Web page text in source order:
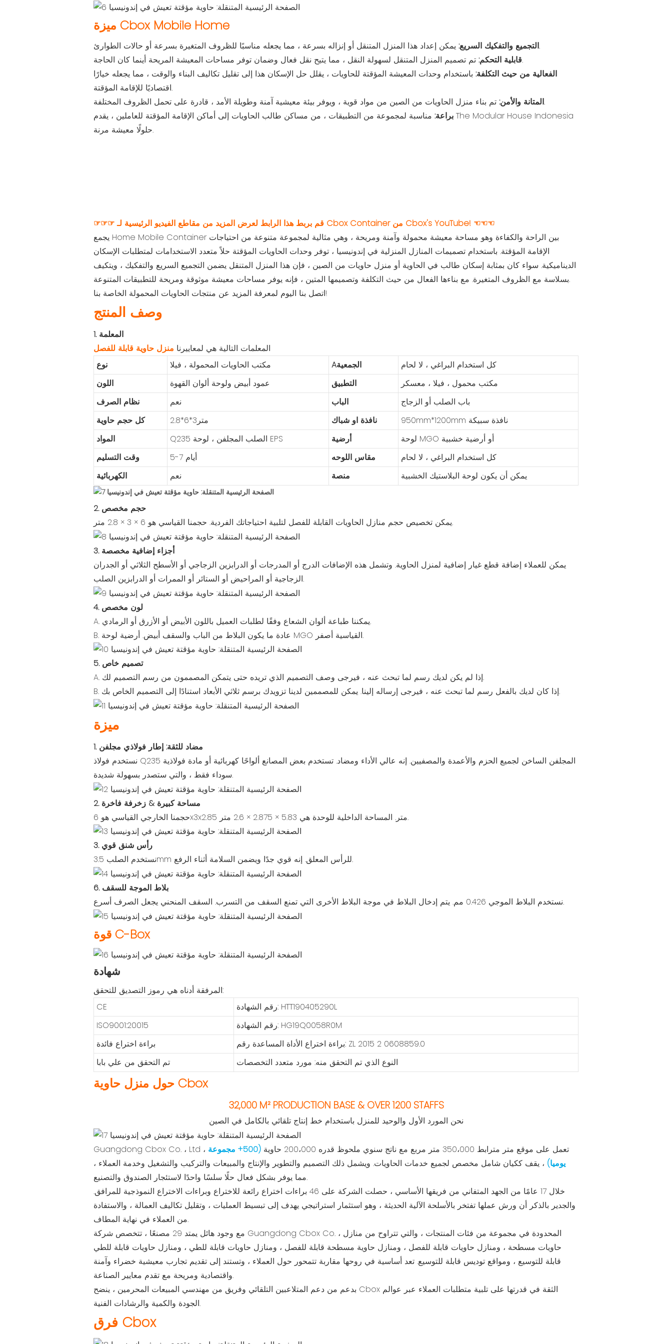
ميزة Cbox Mobile Home
التجميع والتفكيك السريع:يمكن إعداد هذا المنزل المتنقل أو إنزاله بسرعة ، مما يجعله مناسبًا للظروف المتغيرة بسرعة أو حالات الطوارئ.
قابلية التحكم:تم تصميم المنزل المتنقل لسهولة النقل ، مما يتيح نقل فعال وضمان توفر مساحات المعيشة المريحة أينما كان الحاجة.
الفعالية من حيث التكلفة: باستخدام وحدات المعيشة المؤقتة للحاويات ، يقلل حل الإسكان هذا إلى تقليل تكاليف البناء والوقت ، مما يجعله خيارًا
اقتصاديًا للإقامة المؤقتة.
المتانة والأمن:تم بناء منزل الحاويات من الصين من مواد قوية ، ويوفر بيئة معيشية آمنة وطويلة الأمد ، قادرة على تحمل الظروف المختلفة.
براعة: مناسبة لمجموعة من التطبيقات ، من مساكن طالب الحاويات إلى أماكن الإقامة المؤقتة للعاملين ، يقدم The Modular House Indonesia
حلولًا معيشة مرنة.
☞☞☞ قم بربط هذا الرابط لعرض المزيد من مقاطع الفيديو الرئيسية لـ Cbox Container من Cbox's YouTube! ☜☜☜
يجمع Home Mobile Container بين الراحة والكفاءة وهو مساحة معيشة محمولة وآمنة ومريحة ، وهي مثالية لمجموعة متنوعة من احتياجات
الإقامة المؤقتة. باستخدام تصميمات المنازل المنزلية في إندونيسيا ، توفر وحدات الحاويات المؤقتة حلاً متعدد الاستخدامات لمتطلبات الإسكان
الديناميكية. سواء كان بمثابة إسكان طالب في الحاوية أو منزل حاويات من الصين ، فإن هذا المنزل المتنقل يضمن التجميع السريع والتفكيك ، ويتكيف
بسلاسة مع الظروف المتغيرة. مع بناءها الفعال من حيث التكلفة وتصميمها المتين ، فإنه يوفر مساحات معيشة موثوقة ومريحة للتطبيقات المتنوعة.
اتصل بنا اليوم لمعرفة المزيد عن منتجات الحاويات المحمولة الخاصة بنا!
وصف المنتج
1. المعلمة
المعلمات التالية هي لمعاييرنا منزل حاوية قابلة للفصل
نوع
مكتب الحاويات المحمولة ، فيلا Aالجمعية
كل استخدام البراغي ، لا لحام
اللون
عمود أبيض ولوحة ألوان القهوة التطبيق
مكتب محمول ، فيلا ، معسكر
نظام الصرف
نعم الباب
باب الصلب أو الزجاج
كل حجم حاوية
متر3*6*2.8 نافذة او شباك
950mm*1200mm نافذة سبيكة
المواد
Q235 الصلب المجلفن ، لوحة EPS أرضية
لوحة MGO أو أرضية خشبية
وقت التسليم
5-7 أيام مقاس اللوحه
كل استخدام البراغي ، لا لحام
الكهربائية
نعم منصة يمكن أن يكون لوحة البلاستيك الخشبية
2. حجم مخصص
يمكن تخصيص حجم منازل الحاويات القابلة للفصل لتلبية احتياجاتك الفردية. حجمنا القياسي هو 6 × 3 × 2.8 متر.
3. أجزاء إضافية مخصصة
يمكن للعملاء إضافة قطع غيار إضافية لمنزل الحاوية. وتشمل هذه الإضافات الدرج أو المدرجات أو الدرابزين الزجاجي أو الأسطح الثلاثي أو الجدران
الزجاجية أو المراحيض أو الستائر أو الممرات أو الدرابزين الصلب.
4. لون مخصص
A. يمكننا طباعة ألوان الشعاع وفقًا لطلبات العميل باللون الأبيض أو الأزرق أو الرمادي.
B. عادة ما يكون البلاط من الباب والسقف أبيض. أرضية لوحة MGO القياسية أصفر.
5. تصميم خاص
A. إذا لم يكن لديك رسم لما تبحث عنه ، فيرجى وصف التصميم الذي تريده حتى يتمكن المصممون من رسم التصميم لك.
B. إذا كان لديك بالفعل رسم لما تبحث عنه ، فيرجى إرساله إلينا. يمكن للمصممين لدينا تزويدك برسم ثلاثي الأبعاد استنادًا إلى التصميم الخاص بك.
ميزة
1. مضاد للثقة: إطار فولاذي مجلفن
نستخدم فولاذ Q235 المجلفن الساخن لجميع الحزم والأعمدة والمصفيين. إنه عالي الأداء ومضاد. تستخدم بعض المصانع ألواحًا كهربائية أو مادة فولاذية
سوداء فقط ، والتي ستصدر بسهولة شديدة.
2. مساحة كبيرة & زخرفة فاخرة
حجمنا الخارجي القياسي هو 6x3x2.85 متر. المساحة الداخلية للوحدة هي 5.83 × 2.875 × 2.6 متر.
3. رأس شنق قوي
نستخدم الصلب 3.5mm للرأس المعلق. إنه قوي جدًا ويضمن السلامة أثناء الرفع.
6. بلاط الموجة للسقف
نستخدم البلاط الموجي 0.426 مم. يتم إدخال البلاط في موجة البلاط الأخرى التي تمنع السقف من التسرب. السقف المنحني يجعل الصرف أسرع.
قوة C-Box
شهادة
المرفقة أدناه هي رموز التصديق للتحقق:
CE
رقم الشهادة: HTT190405290L
ISO9001:20015
رقم الشهادة: HG19Q0058R0M
براءة اختراع فائدة
براءة اختراع الأداة المساعدة رقم: ZL 2015 2 0608859.0
تم التحقق من علي بابا
النوع الذي تم التحقق منه: مورد متعدد التخصصات
حول منزل حاوية Cbox
32,000 M² PRODUCTION BASE & OVER 1200 STAFFS
نحن المورد الأول والوحيد للمنزل باستخدام خط إنتاج تلقائي بالكامل في الصين
Guangdong Cbox Co. ، Ltd ، تعمل على موقع متر مترابط 350،000 متر مربع مع ناتج سنوي ملحوظ قدره 200،000 حاوية
(500+ مجموعة
يوميا) ، يقف ككيان شامل مخصص لجميع خدمات الحاويات. ويشمل ذلك التصميم والتطوير والإنتاج والمبيعات والتركيب والتشغيل وخدمة العملاء ،
مما يوفر بشكل فعال حلًا سلسًا واحدًا لاستئجار الصندوق والتصنيع.
خلال 17 عامًا من الجهد المتفاني من فريقها الأساسي ، حصلت الشركة على 46 براءات اختراع رائعة للاختراع وبراءات الاختراع النموذجية للمرافق.
والجدير بالذكر أن ورش عملها تفتخر بالأسلحة الآلية الحديثة ، وهو استثمار استراتيجي يهدف إلى تبسيط العمليات ، وتقليل تكاليف العمالة ، والاستفادة
من العملاء في نهاية المطاف.
مع وجود هائل يمتد 29 مصنعًا ، تتخصص شركة Guangdong Cbox Co. ، المحدودة في مجموعة من فئات المنتجات ، والتي تتراوح من منازل
حاويات مسطحة ، ومنازل حاويات قابلة للفصل ، ومنازل حاوية مسطحة قابلة للفصل ، ومنازل حاويات قابلة للطي ، ومنازل حاويات قابلة للطي
قابلة للتوسيع ، ومواقع توديس قابلة للتوسيع. تعد أساسية في روحها مقاربة تتمحور حول العملاء ، وتستند إلى تقديم تجارب معيشية خضراء وآمنة
واقتصادية ومريحة مع تقدم معايير الصناعة.
بدعم من دعم المتلاعبين التلقائي وفريق من مهندسي المبيعات المحرمين ، ينضح Cbox الثقة في قدرتها على تلبية متطلبات العملاء عبر عوالم
الجودة والكمية والرشادات الفنية.
فرق Cbox